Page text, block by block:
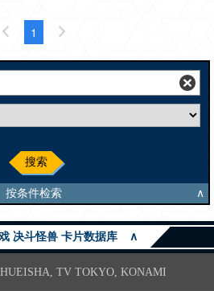
1
搜索
按条件检索 ∧
决斗怪兽 卡片数据库 ∧
TV TOKYO, KONAMI